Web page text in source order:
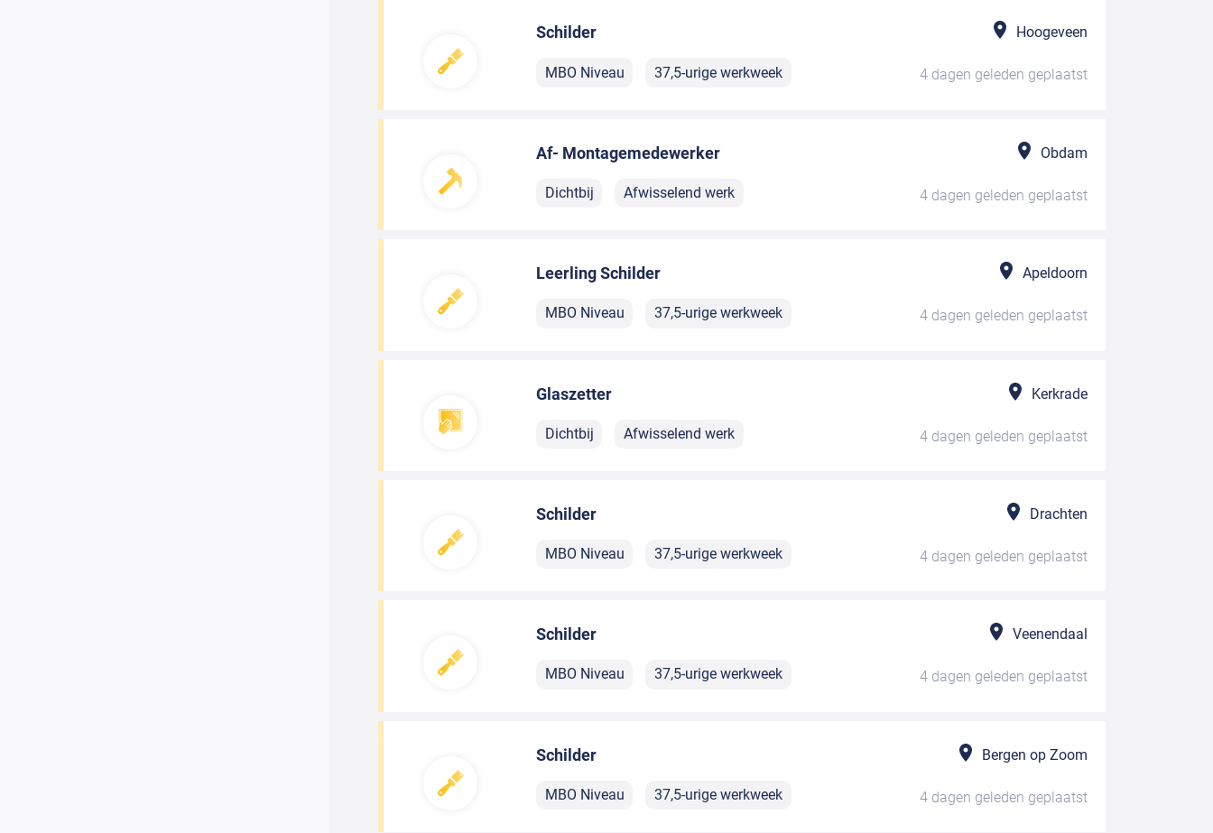
Schilder Hoogeveen
MBO Niveau 37,5-urige werkweek 4 dagen geleden geplaatst
Af- Montagemedewerker Obdam
Dichtbij Afwisselend werk 4 dagen geleden geplaatst
Leerling Schilder Apeldoorn
MBO Niveau 37,5-urige werkweek 4 dagen geleden geplaatst
Glaszetter Kerkrade
Dichtbij Afwisselend werk 4 dagen geleden geplaatst
Schilder Drachten
MBO Niveau 37,5-urige werkweek 4 dagen geleden geplaatst
Schilder Veenendaal
MBO Niveau 37,5-urige werkweek 4 dagen geleden geplaatst
Schilder Bergen op Zoom
MBO Niveau 37,5-urige werkweek 4 dagen geleden geplaatst